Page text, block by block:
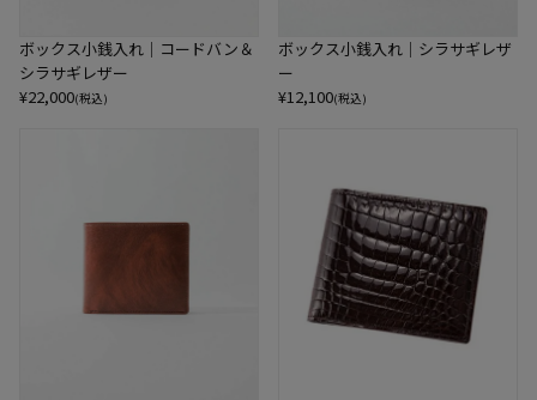
ボックス小銭入れ｜コードバン＆
シラサギレザー
¥22,000(税込)
ボックス小銭入れ｜シラサギレザ
ー
¥12,100(税込)